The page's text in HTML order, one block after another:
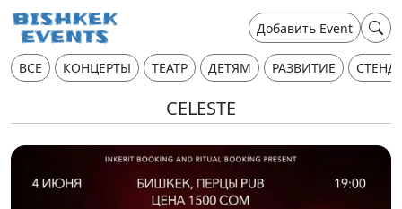
Добавить Event
ВСЕ КОНЦЕРТЫ ТЕАТР ДЕТЯМ РАЗВИТИЕ
CELESTE